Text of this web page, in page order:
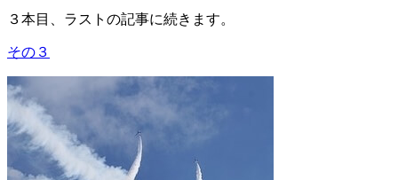
３本目、ラストの記事に続きます。
その３